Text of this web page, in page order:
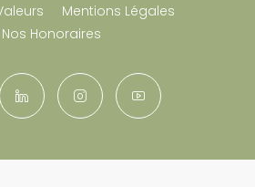
Mentions Légales
Nos Honoraires
2026 Tous droits réservés